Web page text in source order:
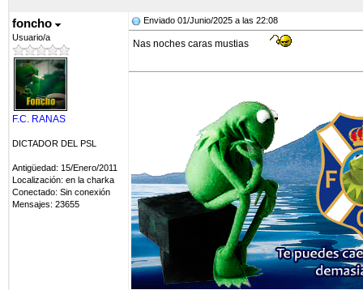
foncho
Usuario/a
F.C. RANAS
DICTADOR DEL PSL
Antigüedad: 15/Enero/2011
Localización: en la charka
Conectado: Sin conexión
Mensajes: 23655
Enviado 01/Junio/2025 a las 22:08
Nas noches caras mustias